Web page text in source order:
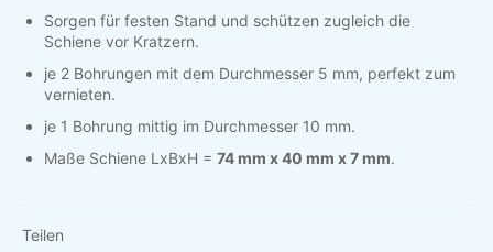
Sorgen für festen Stand und schützen zugleich die
Schiene vor Kratzern.
je 2 Bohrungen mit dem Durchmesser 5 mm, perfekt zum
vernieten.
je 1 Bohrung mittig im Durchmesser 10 mm.
Maße Schiene LxBxH = 74 mm x 40 mm x 7 mm.
Teilen